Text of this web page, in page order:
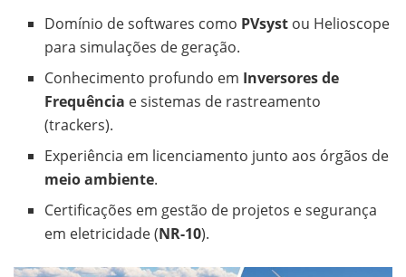
Domínio de softwares como PVsyst ou Helioscope
para simulações de geração.
Conhecimento profundo em Inversores de
Frequência e sistemas de rastreamento
(trackers).
Experiência em licenciamento junto aos órgãos de
meio ambiente.
Certificações em gestão de projetos e segurança
em eletricidade (NR-10).